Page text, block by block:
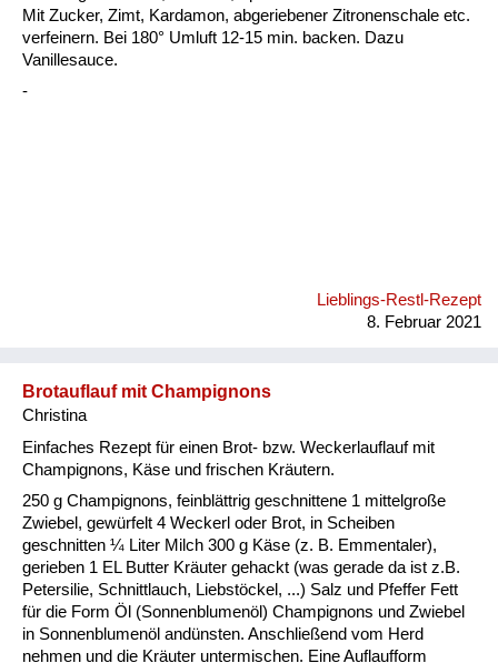
Mit Zucker, Zimt, Kardamon, abgeriebener Zitronenschale etc.
verfeinern. Bei 180° Umluft 12-15 min. backen. Dazu
Vanillesauce.
-
Lieblings-Restl-Rezept
8. Februar 2021
Brotauflauf mit Champignons
Christina
Einfaches Rezept für einen Brot- bzw. Weckerlauflauf mit
Champignons, Käse und frischen Kräutern.
250 g Champignons, feinblättrig geschnittene 1 mittelgroße
Zwiebel, gewürfelt 4 Weckerl oder Brot, in Scheiben
geschnitten ¼ Liter Milch 300 g Käse (z. B. Emmentaler),
gerieben 1 EL Butter Kräuter gehackt (was gerade da ist z.B.
Petersilie, Schnittlauch, Liebstöckel, ...) Salz und Pfeffer Fett
für die Form Öl (Sonnenblumenöl) Champignons und Zwiebel
in Sonnenblumenöl andünsten. Anschließend vom Herd
nehmen und die Kräuter untermischen. Eine Auflaufform